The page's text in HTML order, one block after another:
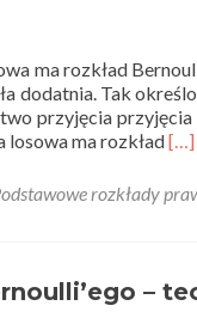
ma rozkład
dodatnia. Tak
przyjęcia przyjęcia
losowa ma rozkładRead
[…]
rozkłady
–